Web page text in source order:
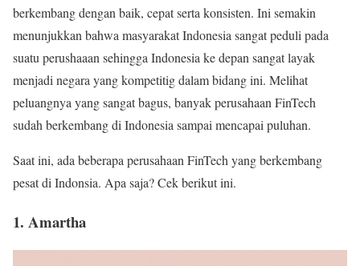
berkembang dengan baik, cepat serta konsisten. Ini semakin
menunjukkan bahwa masyarakat Indonesia sangat peduli pada
suatu perushaaan sehingga Indonesia ke depan sangat layak
menjadi negara yang kompetitig dalam bidang ini. Melihat
peluangnya yang sangat bagus, banyak perusahaan FinTech
sudah berkembang di Indonesia sampai mencapai puluhan.
Saat ini, ada beberapa perusahaan FinTech yang berkembang
pesat di Indonsia. Apa saja? Cek berikut ini.
1. Amartha